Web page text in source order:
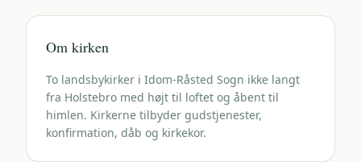
Om kirken
To landsbykirker i Idom-Råsted Sogn ikke langt
fra Holstebro med højt til loftet og åbent til
himlen. Kirkerne tilbyder gudstjenester,
konfirmation, dåb og kirkekor.